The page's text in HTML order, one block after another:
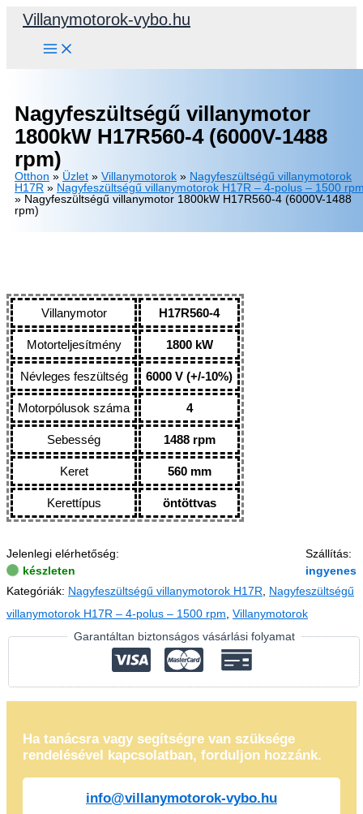
SkipVillanymotorok-vybo.hu
Nagyfeszültségű villanymotor
1800kW H17R560-4 (6000V-1488
rpm)
Otthon » Üzlet » Villanymotorok » Nagyfeszültségű villanymotorok
H17R » Nagyfeszültségű villanymotorok H17R – 4-polus – 1500
» Nagyfeszültségű villanymotor 1800kW H17R560-4 (6000V-1488
rpm)
Villanymotor H17R560-4
Motorteljesítmény 1800 kW
Névleges feszültség 6000 V (+/-10%)
Motorpólusok száma 4
Sebesség 1488 rpm
Keret 560 mm
Kerettípus öntöttvas
Jelenlegi elérhetőség:
készleten
Szállítás:
ingyenes
Kategóriák: Nagyfeszültségű villanymotorok H17R
Nagyfeszültségű
villanymotorok H17R – 4-polus – 1500 rpm Villanymotorok
Garantáltan biztonságos vásárlási folyamat
Ha tanácsra vagy segítségre van szüksége
rendelésével kapcsolatban, forduljon hozzánk.
info@villanymotorok-vybo.hu